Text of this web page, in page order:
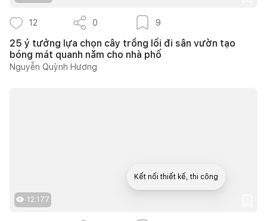
12 0 9
25 ý tưởng lựa chọn cây trồng lối đi sân vườn tạo
bóng mát quanh năm cho nhà phố
Nguyễn Quỳnh Hương
12.177
Kết nối thiết kế, thi công